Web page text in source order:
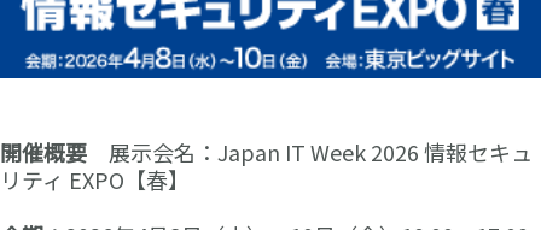
開催概要 展示会名：Japan IT Week 2026 情報セキュ
リティ EXPO【春】